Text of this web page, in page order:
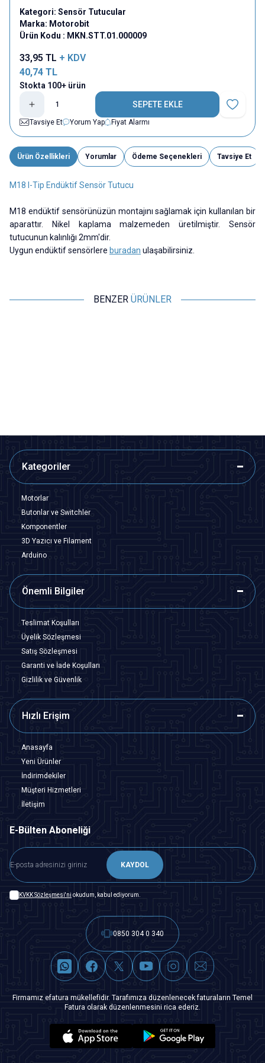
Kategori: Sensör Tutucular
Marka: Motorobit
Ürün Kodu : MKN.STT.01.000009
33,95 TL + KDV
40,74 TL
Stokta 100+ ürün
SEPETE EKLE
Favoriye
Tavsiye Et
Yorum Yap Fiyat Alarmı
Ürün Özellikleri Yorumlar Ödeme Seçenekleri Tavsiye Et
M18 I-Tip Endüktif Sensör Tutucu
M18 endüktif sensörünüzün montajını sağlamak için kullanılan bir
aparattır. Nikel kaplama malzemeden üretilmiştir. Sensör
tutucunun kalınlığı 2mm'dir.
Uygun endüktif sensörlere buradan ulaşabilirsiniz.
BENZER ÜRÜNLER
Kategoriler
Motorlar
Butonlar ve Switchler
Komponentler
3D Yazıcı ve Filament
Arduino
Önemli Bilgiler
Teslimat Koşulları
Üyelik Sözleşmesi
Satış Sözleşmesi
Garanti ve İade Koşulları
Gizlilik ve Güvenlik
Hızlı Erişim
Anasayfa
Yeni Ürünler
İndirimdekiler
Müşteri Hizmetleri
İletişim
E-Bülten Aboneliği
KAYDOL
KVKK Sözleşmesi'ni okudum, kabul ediyorum.
0850 304 0 340
Firmamız efatura mükellefidir. Tarafımıza düzenlenecek faturaların Temel
Fatura olarak düzenlenmesini rica ederiz.